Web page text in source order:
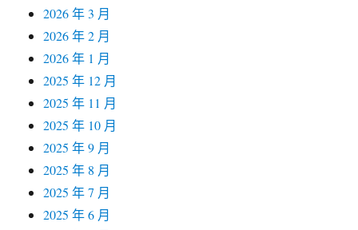
2026 年 3 月
2026 年 2 月
2026 年 1 月
2025 年 12 月
2025 年 11 月
2025 年 10 月
2025 年 9 月
2025 年 8 月
2025 年 7 月
2025 年 6 月